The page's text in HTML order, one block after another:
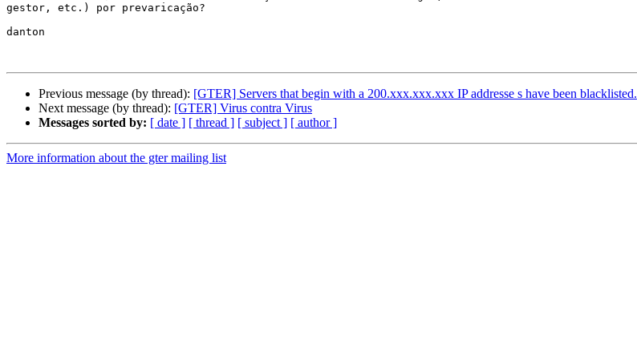
gestor, etc.) por prevaricação?
danton
Previous message (by thread): [GTER] Servers that begin with a 200.xxx.xxx.xxx IP addresse s have been blacklisted.
Next message (by thread): [GTER] Virus contra Virus
Messages sorted by: [ date ] [ thread ] [ subject ] [ author ]
More information about the gter mailing list